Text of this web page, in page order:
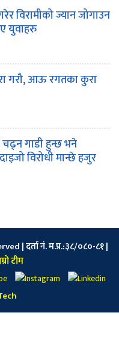
विरामीको ज्यान जोगाउन
युवाहरु
गरौ, आऊ रगतका कुरा
गाडी हुन्छ भने
विरोधी मान्छे हजुर
| दर्ता नं. म.प्र.:३८/०८०-८१ |
टीम